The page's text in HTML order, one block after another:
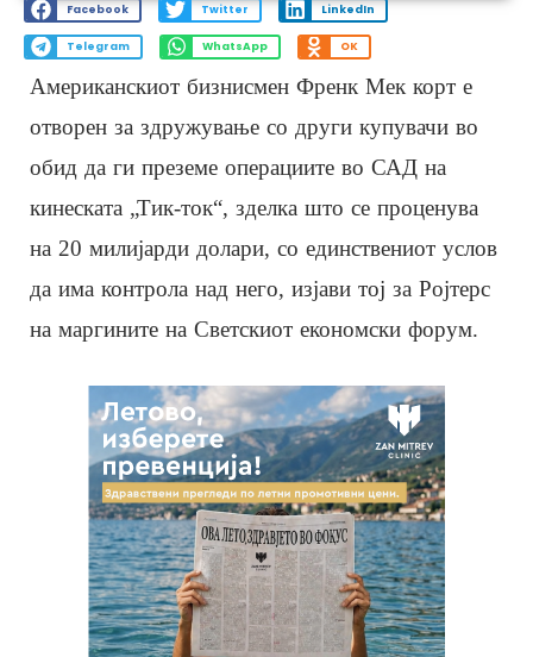
Facebook Twitter LinkedIn
Telegram WhatsApp OK
Американскиот бизнисмен Френк Мек корт е
отворен за здружување со други купувачи во
обид да ги преземе операциите во САД на
кинеската „Тик-ток“, зделка што се проценува
на 20 милијарди долари, со единствениот услов
да има контрола над него, изјави тој за Ројтерс
на маргините на Светскиот економски форум.